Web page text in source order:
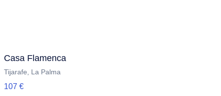
Casa Flamenca
Tijarafe, La Palma
107 €